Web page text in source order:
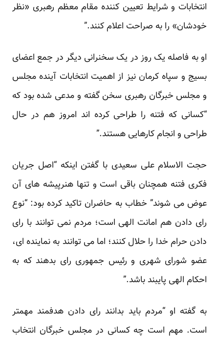
انتخابات و شرایط تعیین کننده مقام معظم رهبری «نظر
خودشان» را به صراحت اعلام کنند.”
او به فاصله یک روز در یک سخنرانی دیگر در جمع اعضای
بسیج و سپاه کرمان نیز از اهمیت انتخابات آینده مجلس
و مجلس خبرگان رهبری سخن گفته و مدعی شده بود که
“کسانی که فتنه را طراحی کرده اند امروز هم در حال
طراحی و انجام کارهایی هستند.”
حجت الاسلام علی سعیدی با گفتن اینکه “اصل جریان
فکری فتنه همچنان باقی است و تنها هنرپیشه های آن
عوض می شوند” خطاب به حاضران تاکید کرده بود: “نوع
رای دادن هم امانت الهی است؛ مردم نمی توانند با رای
دادن حرام خدا را حلال کنند؛ اما می توانند به نماینده ای،
عضو شورای شهری و رئیس جمهوری رای بدهند که به
احکام الهی پایبند باشد.”
به گفته او “مردم باید بدانند رای دادن هدفمند مهمتر
است. مهم است چه کسانی در مجلس خبرگان انتخاب